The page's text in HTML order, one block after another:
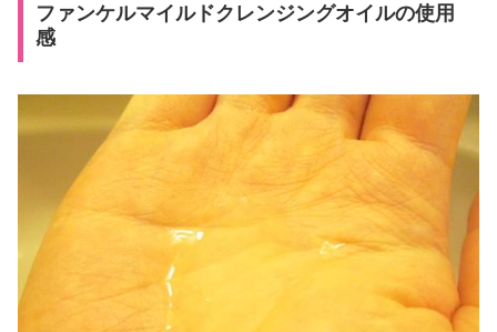
ファンケルマイルドクレンジングオイルの使用
感